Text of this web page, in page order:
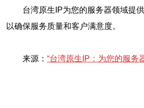
台湾原生IP为您的服务器领域提
以确保服务质量和客户满意度。
来源： “台湾原生IP：为您的服务